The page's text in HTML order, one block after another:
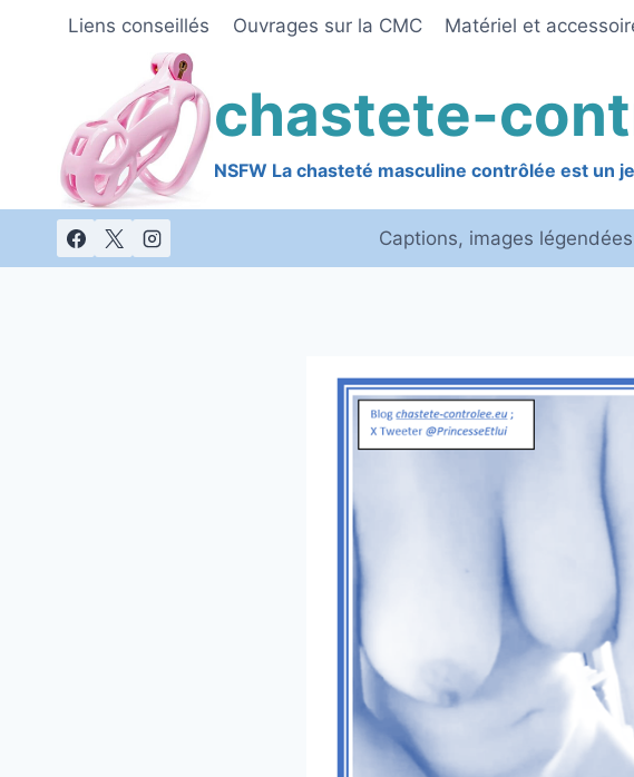
Liens conseillés Ouvrages sur la CMC Matériel et
chastete-
NSFW La chasteté masculine contrôlée est un
Captions, images légendées